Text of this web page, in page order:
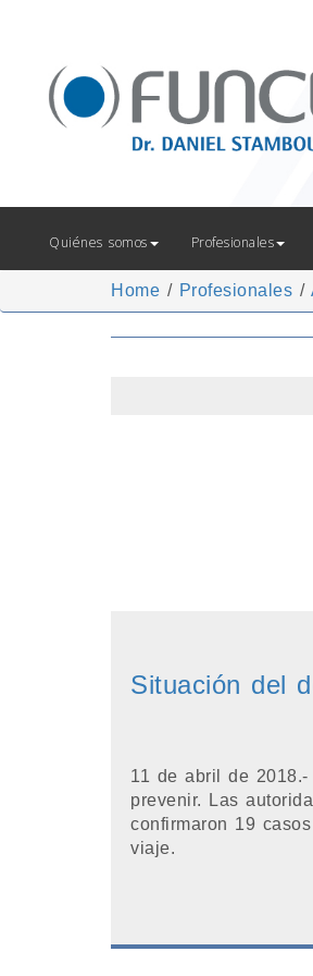
Quiénes somos Profesionales
Home / Profesionales /
Situación del
11 de abril de
prevenir. Las
confirmaron 19
viaje.